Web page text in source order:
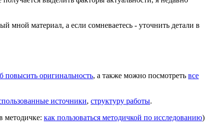
мной материал, а если сомневаетесь - уточнить детали в
повысить оригинальность, а также можно посмотреть все
источники, структуру работы.
методичке: как пользоваться методичкой по исследованию)